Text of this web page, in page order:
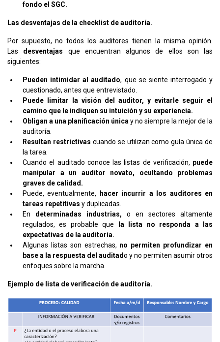
fondo el SGC.
Las desventajas de la checklist de auditoría.
Por supuesto, no todos los auditores tienen la misma opinión.
Las desventajas que encuentran algunos de ellos son las
siguientes:
Pueden intimidar al auditado, que se siente interrogado y
cuestionado, antes que entrevistado.
Puede limitar la visión del
auditor, y evitarle seguir el
camino que le indiquen su intuición y su experiencia.
Obligan a una planificación únicay no siempre la mejor de la
auditoría.
Resultan restrictivas cuando se utilizan como guía única de
la tarea.
Cuando el auditado conoce las listas de verificación, puede
manipular a un auditor novato, ocultando problemas
graves de calidad.
Puede, eventualmente,
hacer incurrir a los auditores en
tareas repetitivas y duplicadas.
En determinadas industrias, o en sectores altamente
regulados, es probable que la lista no responda a las
expectativas de la auditoría.
Algunas listas son estrechas, no permiten profundizar en
base a la respuesta del auditado y no permiten asumir otros
enfoques sobre la marcha.
Ejemplo de lista de verificación de auditoría.